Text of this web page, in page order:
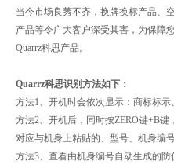
当今市场良莠不齐，换牌换标产品、
产品等令广大客户深受其害，为保障
Quarrz科思产品。
Quarrz科思识别方法如下：
方法1、开机时会依次显示：商标标示
方法2、开机后，同时按ZERO键+B
对应与机身上粘贴的、型号、机身编号
方法3、查看由机身编号自动生成的防